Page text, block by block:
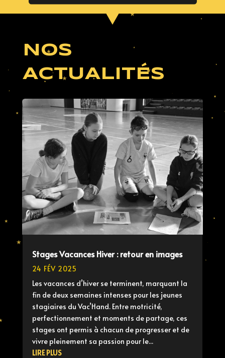
NOS
ACTUALITÉS
Stages Vacances Hiver : retour en images
24 FÉV 2025
Les vacances d’hiver se terminent, marquant la
fin de deux semaines intenses pour les jeunes
stagiaires du Vac’Hand. Entre motricité,
perfectionnement et moments de partage, ces
stages ont permis à chacun de progresser et de
vivre pleinement sa passion pour le...
LIRE PLUS